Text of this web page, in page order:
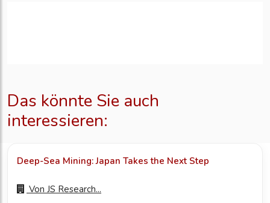
Das könnte Sie auch
interessieren:
Deep-Sea Mining: Japan Takes the Next Step
Von JS Research...